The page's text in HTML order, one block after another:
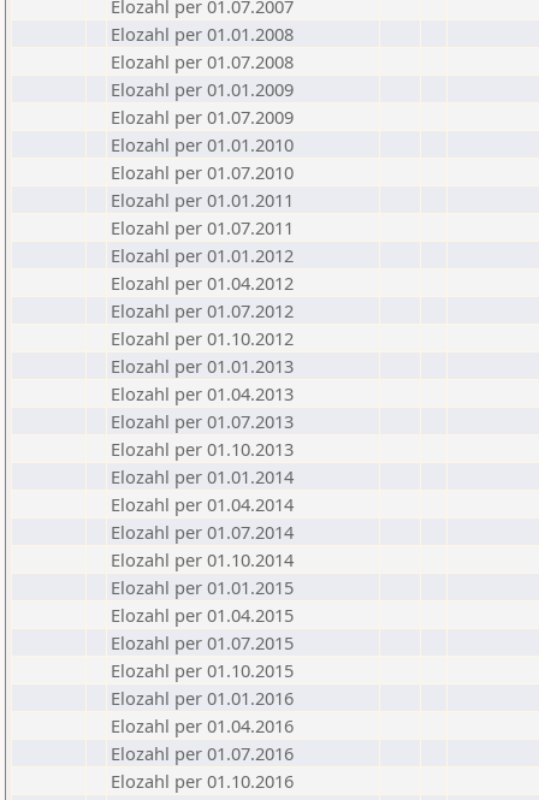
Elozahl per 01.07.2007
Elozahl per 01.01.2008
Elozahl per 01.07.2008
Elozahl per 01.01.2009
Elozahl per 01.07.2009
Elozahl per 01.01.2010
Elozahl per 01.07.2010
Elozahl per 01.01.2011
Elozahl per 01.07.2011
Elozahl per 01.01.2012
Elozahl per 01.04.2012
Elozahl per 01.07.2012
Elozahl per 01.10.2012
Elozahl per 01.01.2013
Elozahl per 01.04.2013
Elozahl per 01.07.2013
Elozahl per 01.10.2013
Elozahl per 01.01.2014
Elozahl per 01.04.2014
Elozahl per 01.07.2014
Elozahl per 01.10.2014
Elozahl per 01.01.2015
Elozahl per 01.04.2015
Elozahl per 01.07.2015
Elozahl per 01.10.2015
Elozahl per 01.01.2016
Elozahl per 01.04.2016
Elozahl per 01.07.2016
Elozahl per 01.10.2016